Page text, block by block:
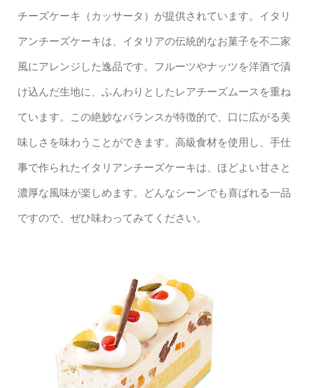
チーズケーキ（カッサータ）が提供されています。イタリ
アンチーズケーキは、イタリアの伝統的なお菓子を不二家
風にアレンジした逸品です。フルーツやナッツを洋酒で漬
け込んだ生地に、ふんわりとしたレアチーズムースを重ね
ています。この絶妙なバランスが特徴的で、口に広がる美
味しさを味わうことができます。高級食材を使用し、手仕
事で作られたイタリアンチーズケーキは、ほどよい甘さと
濃厚な風味が楽しめます。どんなシーンでも喜ばれる一品
ですので、ぜひ味わってみてください。